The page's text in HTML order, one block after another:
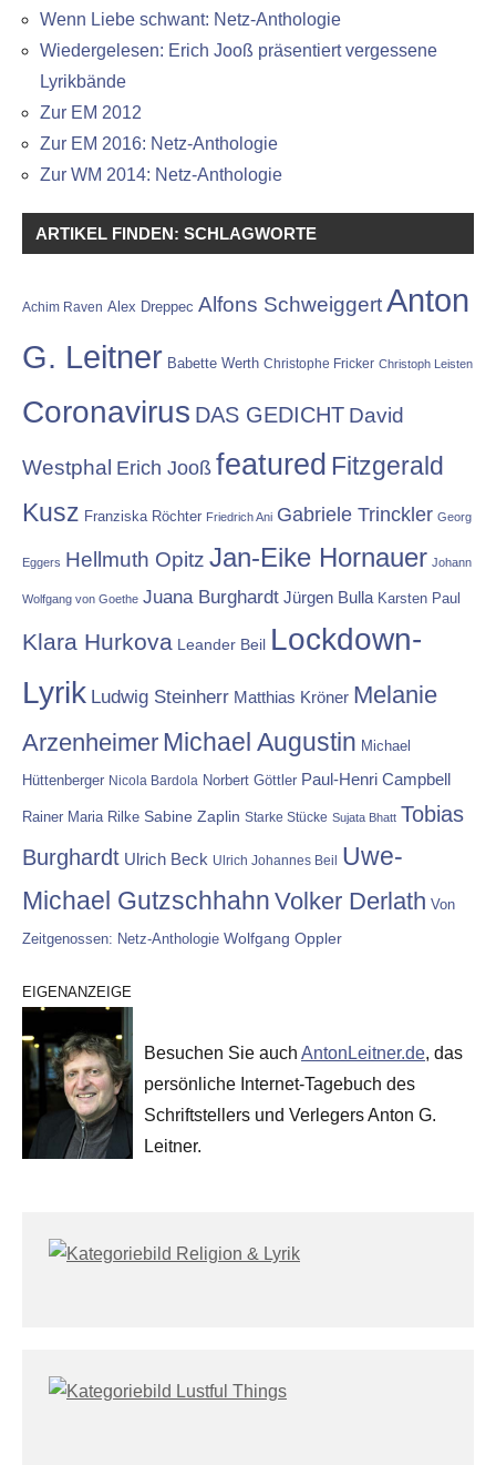
Wenn Liebe schwant: Netz-Anthologie
Wiedergelesen: Erich Jooß präsentiert vergessene
Lyrikbände
Zur EM 2012
Zur EM 2016: Netz-Anthologie
Zur WM 2014: Netz-Anthologie
ARTIKEL FINDEN: SCHLAGWORTE
Achim Raven Alex Dreppec Alfons SchweiggertAnton
G. Leitner Babette Werth Christophe Fricker Christoph Leisten
Coronavirus DAS GEDICHT David
Westphal Erich Jooß featured Fitzgerald
Kusz Franziska Röchter Friedrich Ani Gabriele Trinckler Georg
Eggers Hellmuth Opitz Jan-Eike Hornauer Johann
Wolfgang von Goethe Juana Burghardt Jürgen Bulla Karsten Paul
Klara Hurkova Leander Beil Lockdown-
Lyrik Ludwig Steinherr Matthias Kröner Melanie
Arzenheimer Michael Augustin Michael
Hüttenberger Nicola Bardola Norbert Göttler Paul-Henri Campbell
Rainer Maria Rilke Sabine Zaplin Starke Stücke Sujata Bhatt Tobias
Burghardt Ulrich Beck Ulrich Johannes Beil
Uwe-
Michael Gutzschhahn Volker Derlath Von
Zeitgenossen: Netz-Anthologie Wolfgang Oppler
EIGENANZEIGE
Besuchen Sie auch AntonLeitner.de, das
persönliche Internet-Tagebuch des
Schriftstellers und Verlegers Anton G.
Leitner.